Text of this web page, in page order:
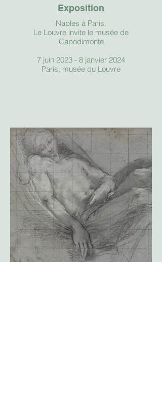
Exposition
Naples à Paris.
Le Louvre invite le musée de
Capodimonte
7 juin 2023 - 8 janvier 2024
Paris, musée du Louvre